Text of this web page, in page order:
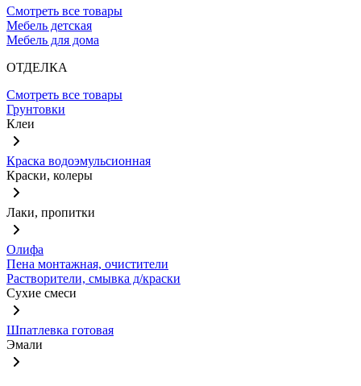
Смотреть все товары
Мебель детская
Мебель для дома
ОТДЕЛКА
Смотреть все товары
Грунтовки
Клеи
Краска водоэмульсионная
Краски, колеры
Лаки, пропитки
Олифа
Пена монтажная, очистители
Растворители, смывка д/краски
Сухие смеси
Шпатлевка готовая
Эмали